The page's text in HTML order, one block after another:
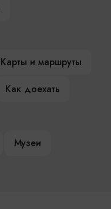
Карты и маршруты
Как доехать
Музеи